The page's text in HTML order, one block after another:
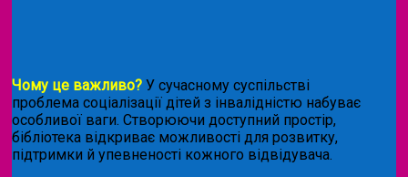
Чому це важливо? У сучасному суспільстві
проблема соціалізації дітей з інвалідністю набуває
особливої ваги. Створюючи доступний простір,
бібліотека відкриває можливості для розвитку,
підтримки й упевненості кожного відвідувача.